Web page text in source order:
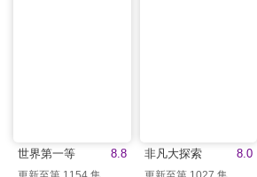
8.8
世界第一等 8.0
非凡大探索